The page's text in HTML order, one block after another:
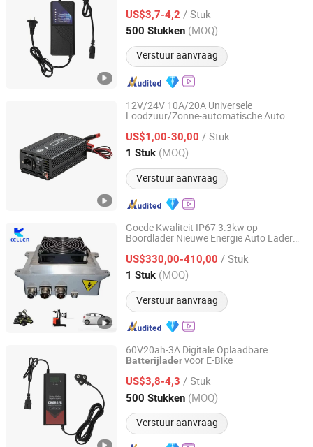
US$3,7-4,2 / Stuk
500 Stukken (MOQ)
Verstuur aanvraag
Anhui, China Sinds 2025
12V/24V 10A/20A Universele
Loodzuur/Zonne-automatische Auto
US$1,00-30,00 / Stuk
1 Stuk (MOQ)
Verstuur aanvraag
Yueqing JYins Electric Technology Co., Ltd.
Zhejiang, China Sinds 2008
Goede Kwaliteit IP67 3.3kw op
Boordlader Nieuwe Energie Auto Lader
US$330,00-410,00 / Stuk
1 Stuk (MOQ)
Verstuur aanvraag
Hangzhou Keller New Energy Technology Co., Ltd.
Zhejiang, China Sinds 2025
60V20ah-3A Digitale Oplaadbare
Batterijladervoor E-Bike
US$3,8-4,3 / Stuk
500 Stukken (MOQ)
Verstuur aanvraag
Tianchang Keyu Electrical Appliance Co., Ltd.
Anhui, China Sinds 2025